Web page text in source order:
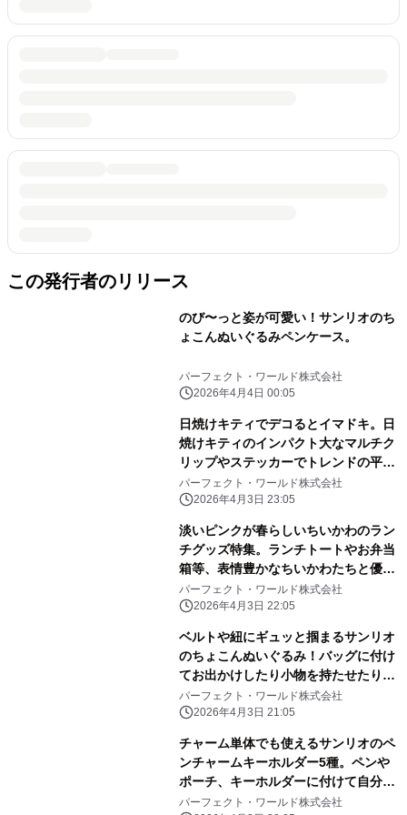
この発行者のリリース
のび〜っと姿が可愛い！サンリオのち
ょこんぬいぐるみペンケース。
パーフェクト・ワールド株式会社
2026年4月4日 00:05
日焼けキティでデコるとイマドキ。日
焼けキティのインパクト大なマルチク
リップやステッカーでトレンドの平成
レトロ感ばっちりです。
パーフェクト・ワールド株式会社
2026年4月3日 23:05
淡いピンクが春らしいちいかわのラン
チグッズ特集。ランチトートやお弁当
箱等、表情豊かなちいかわたちと優し
いピンク色に心和む
パーフェクト・ワールド株式会社
2026年4月3日 22:05
ベルトや紐にギュッと掴まるサンリオ
のちょこんぬいぐるみ！バッグに付け
てお出かけしたり小物を持たせたりと
自由に楽しめる！
パーフェクト・ワールド株式会社
2026年4月3日 21:05
チャーム単体でも使えるサンリオのペ
ンチャームキーホルダー5種。ペンや
ポーチ、キーホルダーに付けて自分だ
けのアレンジしよう
パーフェクト・ワールド株式会社